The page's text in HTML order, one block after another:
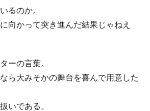
るのか。
向かって突き進んだ結果じゃねえ
ーの言葉。
ら大みそかの舞台を喜んで用意した
いである。